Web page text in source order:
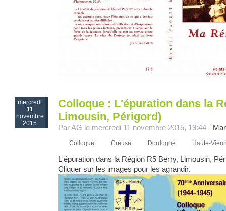
mercredi
11
novembre
2015
Colloque : L'épuration dans la
Limousin, Périgord)
Par AG le mercredi 11 novembre 2015, 19:44 -
Colloque Creuse Dordogne Haute-
L'épuration dans la Région R5 Berry, Limousin,
Cliquer sur les images pour les agrandir.